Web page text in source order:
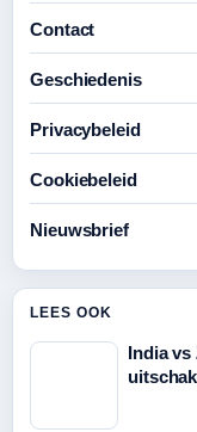
Contact
Geschiedenis
Privacybeleid
Cookiebeleid
Nieuwsbrief
LEES OOK
India